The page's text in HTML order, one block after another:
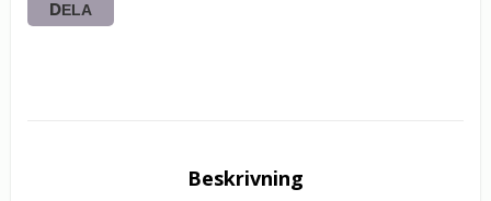
DELA
Beskrivning